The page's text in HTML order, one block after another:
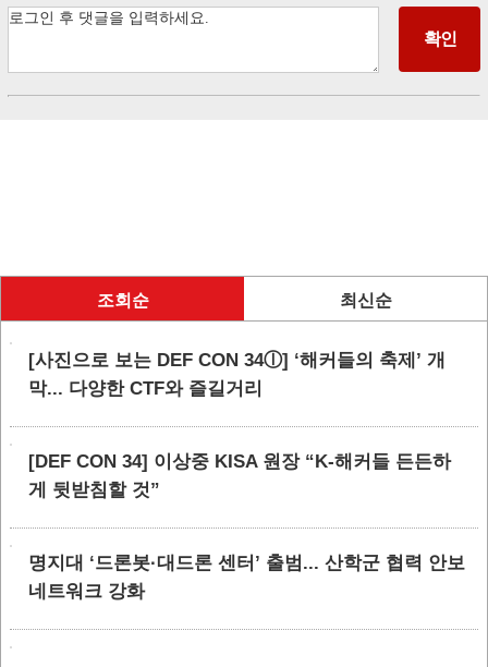
조회순 최신순
[사진으로 보는 DEF CON 34ⓛ] ‘해커들의 축제’ 개
막... 다양한 CTF와 즐길거리
[DEF CON 34] 이상중 KISA 원장 “K-해커들 든든하
게 뒷받침할 것”
명지대 ‘드론봇·대드론 센터’ 출범... 산학군 협력 안보
네트워크 강화